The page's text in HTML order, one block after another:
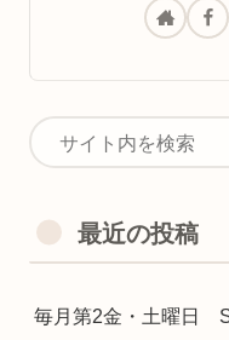
最近の投稿
毎月第2金・土曜日